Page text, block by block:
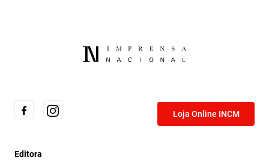
Loja Online INCM
Editora